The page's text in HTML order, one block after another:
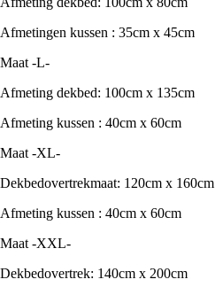
Afmetingen kussen : 35cm x 45cm
Maat -L-
Afmeting dekbed: 100cm x 135cm
Afmeting kussen : 40cm x 60cm
Maat -XL-
Dekbedovertrekmaat: 120cm x 160cm
Afmeting kussen : 40cm x 60cm
Maat -XXL-
Dekbedovertrek: 140cm x 200cm